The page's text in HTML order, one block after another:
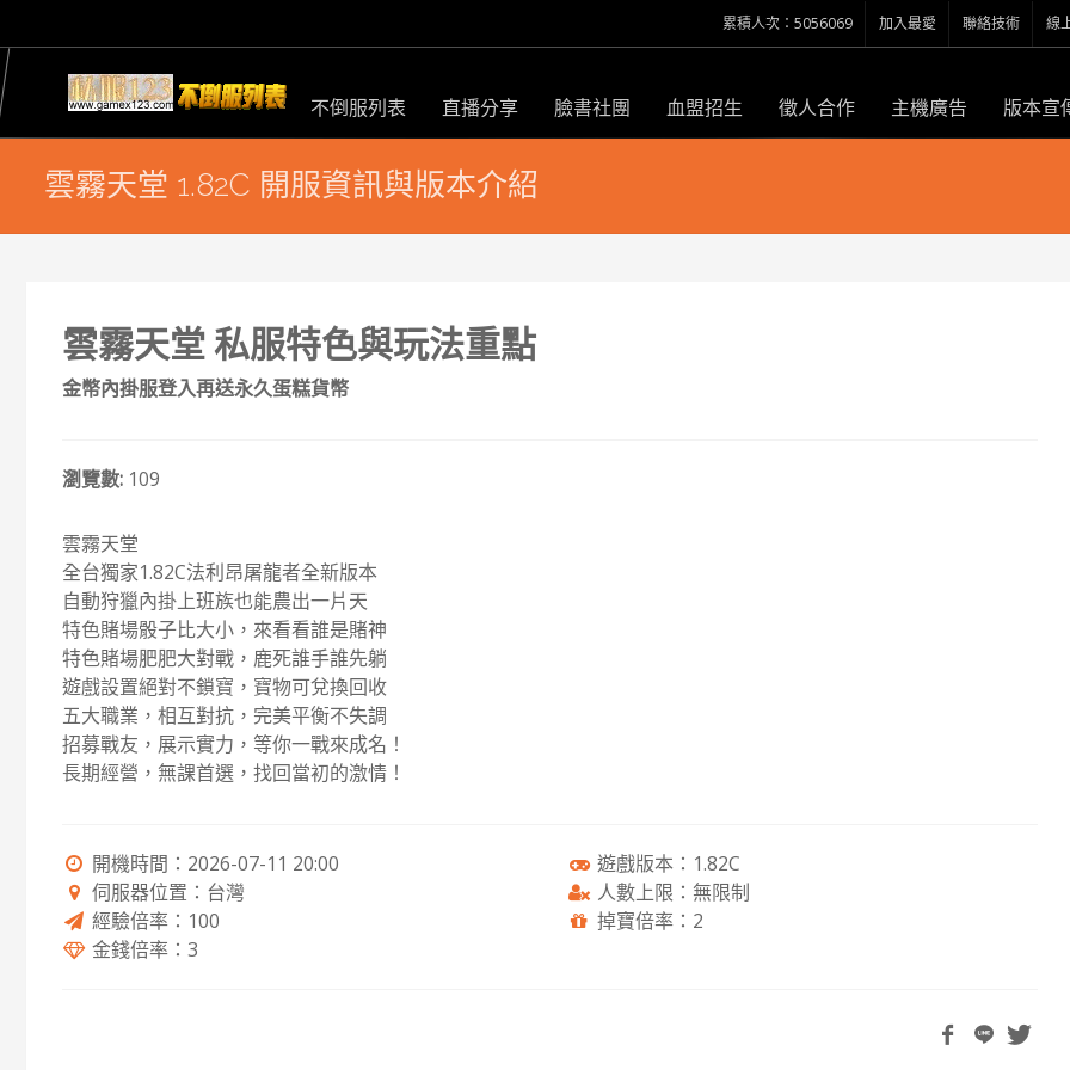
累積人次：5056069 加入最愛 聯絡技術 線
不倒服列表 直播分享 臉書社團 血盟招生 徵人合作 主機廣告 版本宣
雲霧天堂 1.82C 開服資訊與版本介紹
雲霧天堂 私服特色與玩法重點
金幣內掛服登入再送永久蛋糕貨幣
瀏覽數: 109
雲霧天堂
全台獨家1.82C法利昂屠龍者全新版本
自動狩獵內掛上班族也能農出一片天
特色賭場骰子比大小，來看看誰是賭神
特色賭場肥肥大對戰，鹿死誰手誰先躺
遊戲設置絕對不鎖寶，寶物可兌換回收
五大職業，相互對抗，完美平衡不失調
招募戰友，展示實力，等你一戰來成名！
長期經營，無課首選，找回當初的激情！
開機時間：2026-07-11 20:00
遊戲版本：1.82C
伺服器位置：台灣
人數上限：無限制
經驗倍率：100
掉寶倍率：2
金錢倍率：3